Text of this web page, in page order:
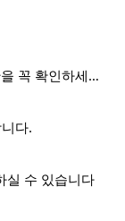
패키지 SS - 임박상품 세일입니다. 유통기한을 꼭 확인하세요.
다.
실 수 있습니다